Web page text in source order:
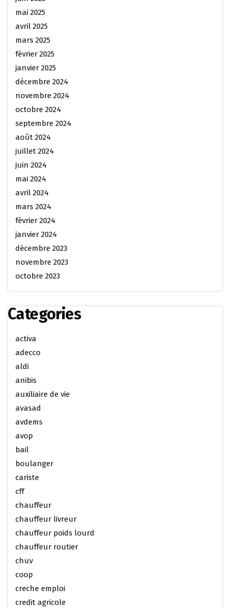
mai 2025
avril 2025
mars 2025
février 2025
janvier 2025
décembre 2024
novembre 2024
octobre 2024
septembre 2024
août 2024
juillet 2024
juin 2024
mai 2024
avril 2024
mars 2024
février 2024
janvier 2024
décembre 2023
novembre 2023
octobre 2023
Categories
activa
adecco
aldi
anibis
auxiliaire de vie
avasad
avdems
avop
bail
boulanger
cariste
cff
chauffeur
chauffeur livreur
chauffeur poids lourd
chauffeur routier
chuv
coop
creche emploi
credit agricole